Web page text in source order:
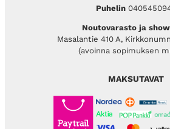
Puhelin
Noutovarasto ja
Masalantie 410 A,
(avoinna sopimuksen
MAKSUTAVAT